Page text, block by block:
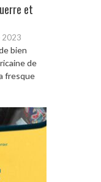
et
2023
bien
de
fresque